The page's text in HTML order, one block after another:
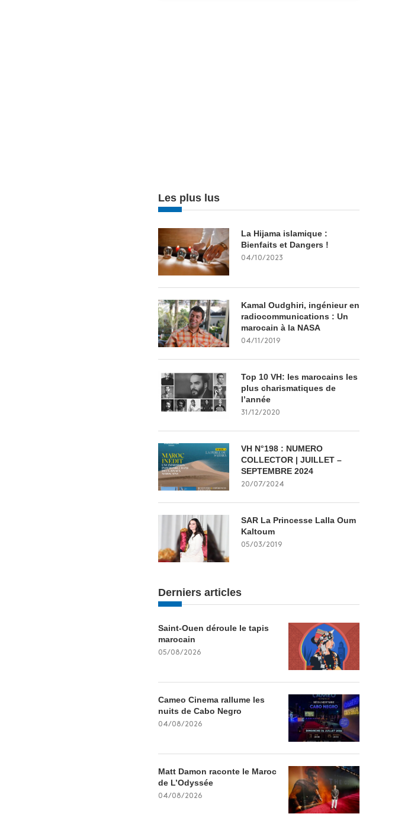
Les plus lus
La Hijama islamique :
Bienfaits et Dangers !
04/10/2023
Kamal Oudghiri, ingénieur en
radiocommunications : Un
marocain à la NASA
04/11/2019
Top 10 VH: les marocains les
plus charismatiques de
l’année
31/12/2020
VH N°198 : NUMERO
COLLECTOR | JUILLET –
SEPTEMBRE 2024
20/07/2024
SAR La Princesse Lalla Oum
Kaltoum
05/03/2019
Derniers articles
Saint-Ouen déroule le tapis
marocain
05/08/2026
Cameo Cinema rallume les
nuits de Cabo Negro
04/08/2026
Matt Damon raconte le Maroc
de L’Odyssée
04/08/2026